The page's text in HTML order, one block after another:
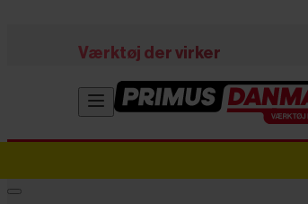
Værktøj der virker